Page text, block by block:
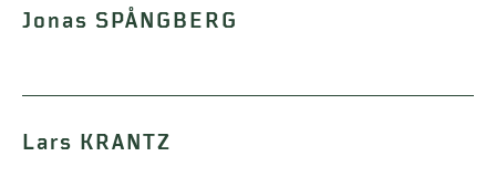
Jonas SPÅNGBERG
Lars KRANTZ